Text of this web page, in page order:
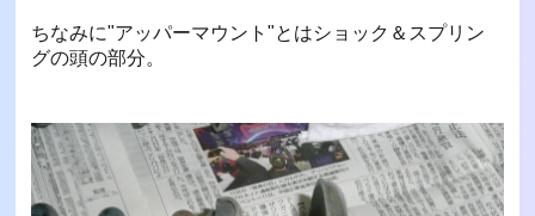
ちなみに"アッパーマウント"とはショック＆スプリン
グの頭の部分。